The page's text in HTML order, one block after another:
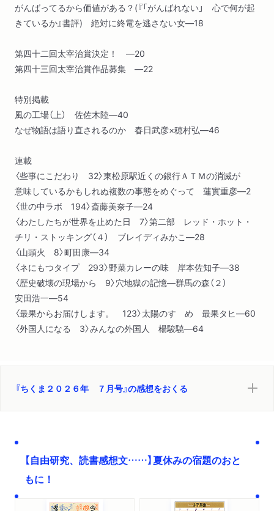
がんばってるから価値がある？(『「がんばれない」 心で何が起
きているか』書評) 絶対に終電を逃さない女―18
第四十二回太宰治賞決定！ ―20
第四十三回太宰治賞作品募集 ―22
特別掲載
風の工場（上） 佐佐木陸―40
なぜ物語は語り直されるのか 春日武彦×穂村弘―46
連載
〈些事にこだわり 32〉東松原駅近くの銀行ＡＴＭの消滅が
意味しているかもしれぬ複数の事態をめぐって 蓮實重彦―2
〈世の中ラボ 194〉斎藤美奈子―24
〈わたしたちが世界を止めた日 7〉第二部 レッド・ホット・
チリ・ストッキング（４） ブレイディみかこ―28
〈山頭火 8〉町田康―34
〈ネにもつタイプ 293〉野菜カレーの味 岸本佐知子―38
〈歴史破壊の現場から 9〉穴地獄の記憶―群馬の森（２）
安田浩一―54
〈最果からお届けします。 123〉太陽のすゝめ 最果タヒ―60
〈外国人になる 3〉みんなの外国人 楊駿驍―64
『ちくま２０２６年 ７月号』の感想をおくる
【自由研究、読書感想文……】夏休みの宿題のおと
もに！